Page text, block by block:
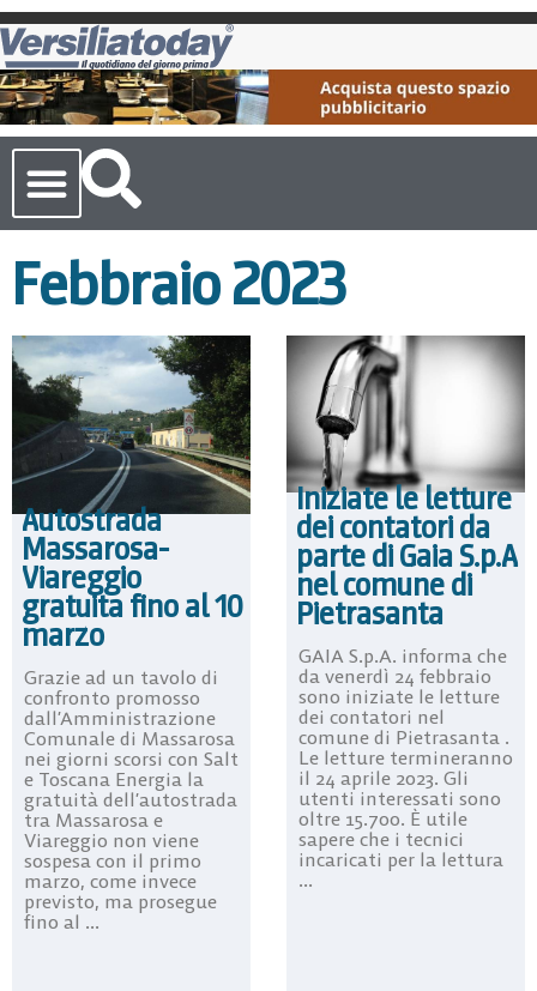
Febbraio 2023
Autostrada
Massarosa-
Viareggio
gratuita fino al 10
marzo
Grazie ad un tavolo di
confronto promosso
dall’Amministrazione
Comunale di Massarosa
nei giorni scorsi con Salt
e Toscana Energia la
gratuità dell’autostrada
tra Massarosa e
Viareggio non viene
sospesa con il primo
marzo, come invece
previsto, ma prosegue
fino al ...
Iniziate le letture
dei contatori da
parte di Gaia S.p.A
nel comune di
Pietrasanta
GAIA S.p.A. informa che
da venerdì 24 febbraio
sono iniziate le letture
dei contatori nel
comune di Pietrasanta .
Le letture termineranno
il 24 aprile 2023. Gli
utenti interessati sono
oltre 15.700. È utile
sapere che i tecnici
incaricati per la lettura
...